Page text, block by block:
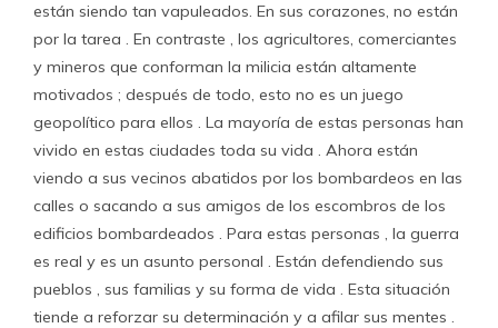
están siendo tan vapuleados. En sus corazones, no están
por la tarea . En contraste , los agricultores, comerciantes
y mineros que conforman la milicia están altamente
motivados ; después de todo, esto no es un juego
geopolítico para ellos . La mayoría de estas personas han
vivido en estas ciudades toda su vida . Ahora están
viendo a sus vecinos abatidos por los bombardeos en las
calles o sacando a sus amigos de los escombros de los
edificios bombardeados . Para estas personas , la guerra
es real y es un asunto personal . Están defendiendo sus
pueblos , sus familias y su forma de vida . Esta situación
tiende a reforzar su determinación y a afilar sus mentes .